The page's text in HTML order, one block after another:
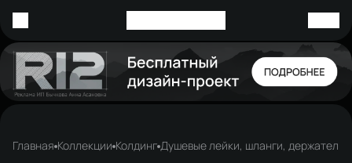
Главная Коллекции Колдинг Душевые лейки, шланги, держатели